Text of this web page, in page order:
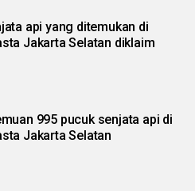
api yang ditemukan di
Jakarta Selatan diklaim
995 pucuk senjata api di
Jakarta Selatan